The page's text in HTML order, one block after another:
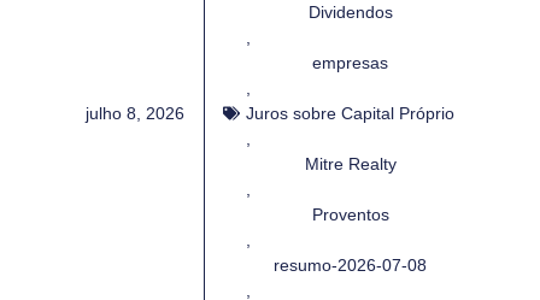
julho 8, 2026
Dividendos
empresas
Juros sobre Capital Próprio
Mitre Realty
Proventos
resumo-2026-07-08